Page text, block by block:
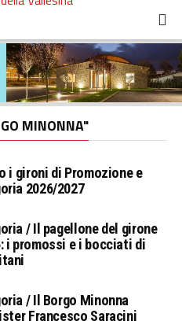
MINONNA"
i gironi di Promozione e
2026/2027
/ Il pagellone del girone
i promossi e i bocciati di
/ Il Borgo Minonna
Francesco Saracini